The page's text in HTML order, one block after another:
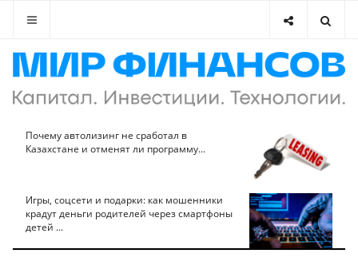
Почему автолизинг не сработал в
Казахстане и отменят ли программу...
Игры, соцсети и подарки: как мошенники
крадут деньги родителей через смартфоны
детей ...